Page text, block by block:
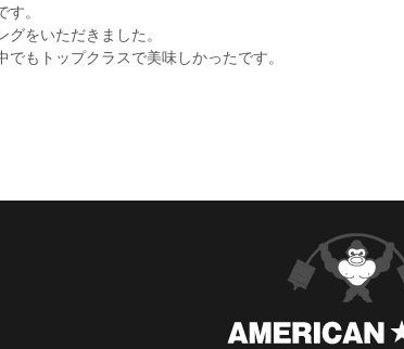
。
をいただきました。
もトップクラスで美味しかったです。